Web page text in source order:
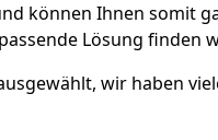
können Ihnen somit
Lösung finden
wir haben